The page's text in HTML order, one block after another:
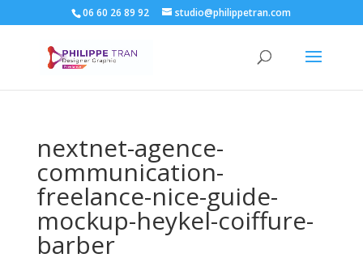
06 60 26 89 92 studio@philippetran.com
nextnet-agence-
communication-
freelance-nice-guide-
mockup-heykel-coiffure-
barber